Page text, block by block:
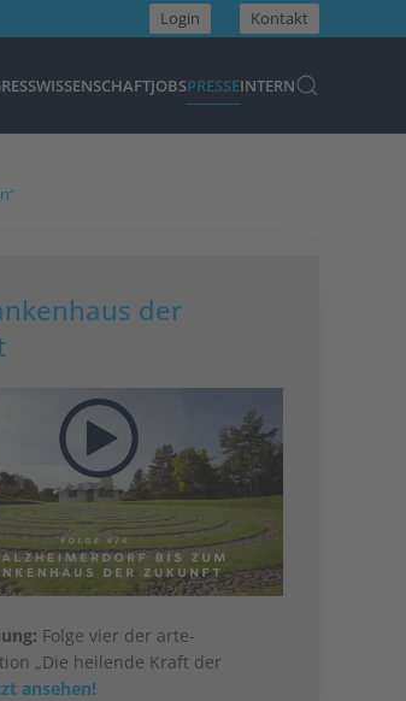
Login Kontakt
WISSENSCHAFTJOBSPRESSEINTERN
der
Folge vier der arte-
„Die heilende Kraft der
ansehen!